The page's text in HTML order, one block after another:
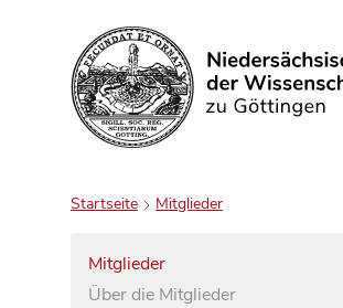
Suchen
Startseite Mitglieder
Mitglieder
Über die Mitglieder